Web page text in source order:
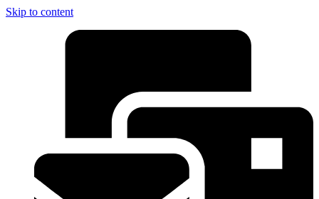
Skip to content